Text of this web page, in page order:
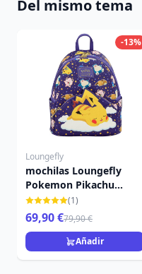
Del mismo tema
-13%
Loungefly
mochilas Loungefly
Pokemon Pikachu
durmiendo y Amigos 26
cm
(1)
69,90 €79,90 €
Añadir